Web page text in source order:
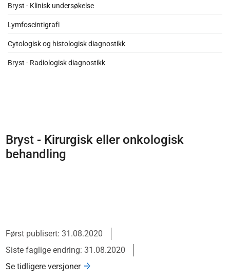
Bryst - Klinisk undersøkelse
Lymfoscintigrafi
Cytologisk og histologisk diagnostikk
Bryst - Radiologisk diagnostikk
Bryst - Kirurgisk eller onkologisk
behandling
Først publisert: 31.08.2020
Siste faglige endring: 31.08.2020
Se tidligere versjoner